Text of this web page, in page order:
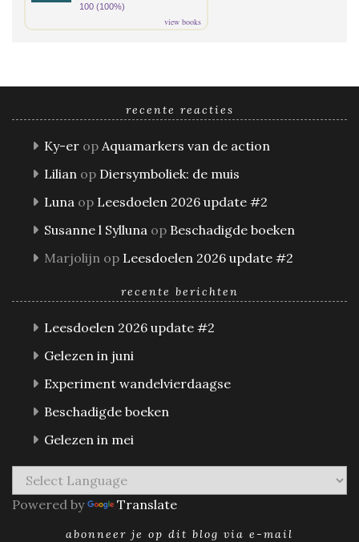
100 (100%)
view books
recente reacties
Ky-er op Aquamarkers van de action
Lilian op Diersymboliek: de muis
Luna op Leesdoelen 2026 update #2
Susanne l Sylluna op Beschadigde boeken
Marjolijn op Leesdoelen 2026 update #2
recente berichten
Leesdoelen 2026 update #2
Gelezen in juni
Experiment wandelvierdaagse
Beschadigde boeken
Gelezen in mei
Powered by Translate
abonneer je op dit blog via e-mail